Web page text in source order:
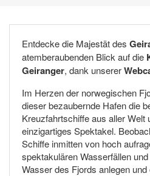
Entdecke die Majestät des
atemberaubenden Blick auf die
Geiranger, dank unserer
Im Herzen der norwegischen
dieser bezaubernde Hafen die
Kreuzfahrtschiffe aus aller Welt
einzigartiges Spektakel.
Schiffe inmitten von hoch
spektakulären Wasserfällen
Wasser des Fjords anlegen